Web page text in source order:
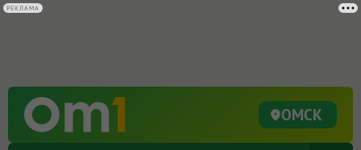
ОМСК
РЕКЛАМА